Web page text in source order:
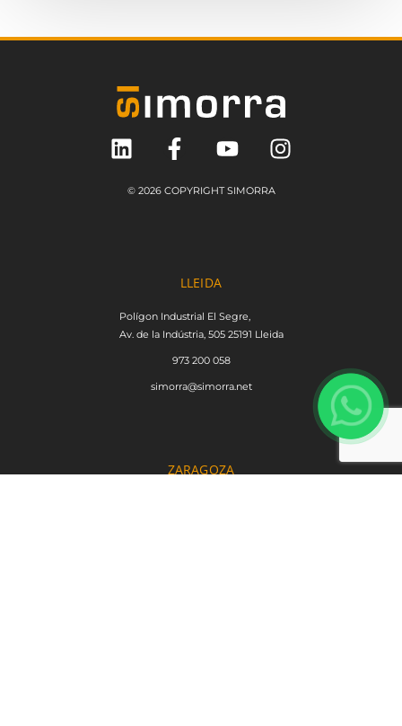
© 2026 COPYRIGHT SIMORRA
LLEIDA
Polígon Industrial El Segre,
Av. de la Indústria, 505 25191 Lleida
973 200 058
simorra@simorra.net
ZARAGOZA